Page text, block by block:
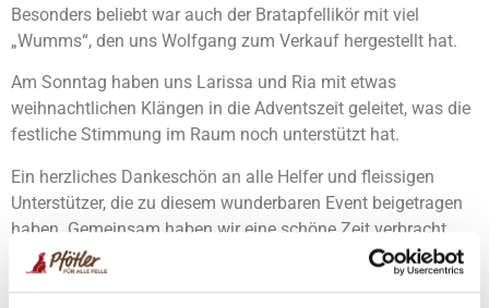
Besonders beliebt war auch der Bratapfellikör mit viel
„Wumms“, den uns Wolfgang zum Verkauf hergestellt hat.
Am Sonntag haben uns Larissa und Ria mit etwas
weihnachtlichen Klängen in die Adventszeit geleitet, was die
festliche Stimmung im Raum noch unterstützt hat.
Ein herzliches Dankeschön an alle Helfer und fleissigen
Unterstützer, die zu diesem wunderbaren Event beigetragen
haben. Gemeinsam haben wir eine schöne Zeit verbracht
und konnten gleichzeitig eine gute Sache unterstützen.
Den Betrag werden wir so schnell wie möglich bekanntgeben